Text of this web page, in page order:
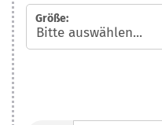
Größe: